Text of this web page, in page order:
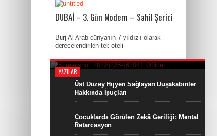
DUBAİ – 3. Gün Modern – Sahil Şeridi
Burj Al Arab dünyanın 7 yıldızlı olarak
derecelendirilen tek oteli.
YAZILAR
By Behiye Işın
Adana’nın En ‘leri
Üst Düzey Hijyen Sağlayan Duşakabinler
Hakkında İpuçları
Çocuklarda Görülen Zekâ Geriliği: Mental
Retardasyon